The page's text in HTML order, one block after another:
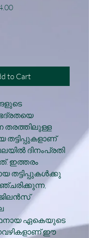
Sale
to Cart
തരത്തിലുള്ള
ദിനംപ്രതി
ഇത്തരം
തട്ടിപ്പുകള്‍ക്കു
ഏകെയുടെ
ഈ